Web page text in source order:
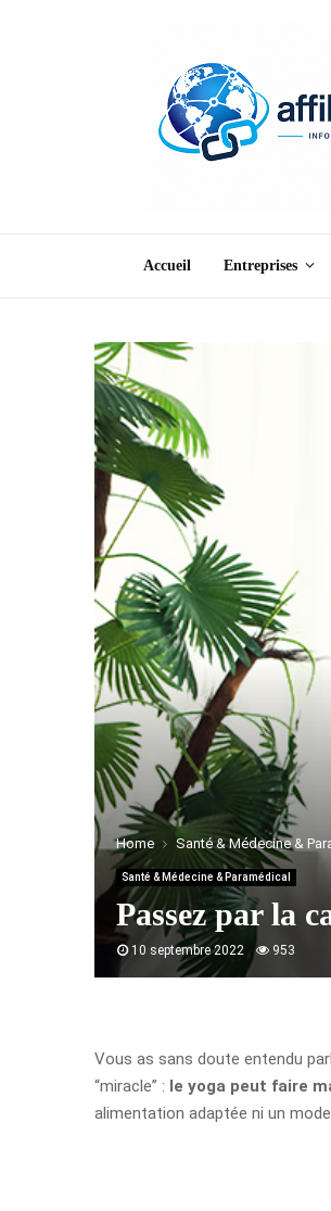
Accueil Entreprises
Home Santé & Médecine &
Santé & Médecine & Paramédical
Passez par la
10 septembre 2022 953
Vous as sans doute entendu
“miracle” : le yoga peut faire
alimentation adaptée ni un